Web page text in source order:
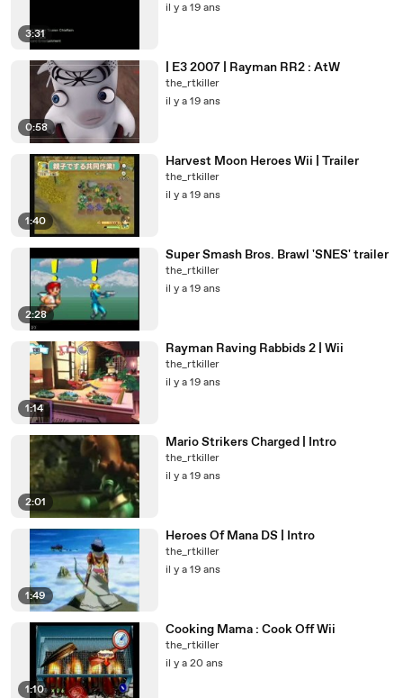
3:31
il y a 19 ans
0:58
| E3 2007 | Rayman RR2 : AtW
the_rtkiller
il y a 19 ans
1:40
Harvest Moon Heroes Wii | Trailer
the_rtkiller
il y a 19 ans
2:28
Super Smash Bros. Brawl 'SNES' trailer
the_rtkiller
il y a 19 ans
1:14
Rayman Raving Rabbids 2 | Wii
the_rtkiller
il y a 19 ans
2:01
Mario Strikers Charged | Intro
the_rtkiller
il y a 19 ans
1:49
Heroes Of Mana DS | Intro
the_rtkiller
il y a 19 ans
1:10
Cooking Mama : Cook Off Wii
the_rtkiller
il y a 20 ans